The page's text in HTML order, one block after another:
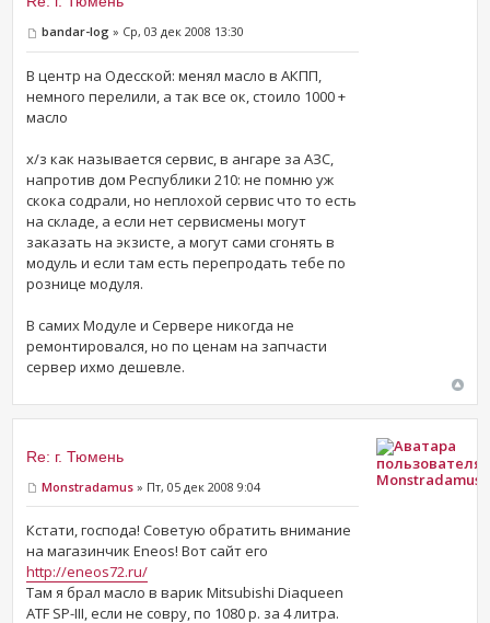
bandar-log » Ср, 03 дек 2008 13:30
В центр на Одесской: менял масло в АКПП,
немного перелили, а так все ок, стоило 1000 +
масло
х/з как называется сервис, в ангаре за АЗС,
напротив дом Республики 210: не помню уж
скока содрали, но неплохой сервис что то есть
на складе, а если нет сервисмены могут
заказать на экзисте, а могут сами сгонять в
модуль и если там есть перепродать тебе по
рознице модуля.
В самих Модуле и Сервере никогда не
ремонтировался, но по ценам на запчасти
сервер ихмо дешевле.
Re: г. Тюмень
Monstradamus » Пт, 05 дек 2008 9:04
Кстати, господа! Советую обратить внимание
на магазинчик Eneos! Вот сайт его
http://eneos72.ru/
Там я брал масло в варик Mitsubishi Diaqueen
ATF SP-III, если не совру, по 1080 р. за 4 литра.
Monstradamus